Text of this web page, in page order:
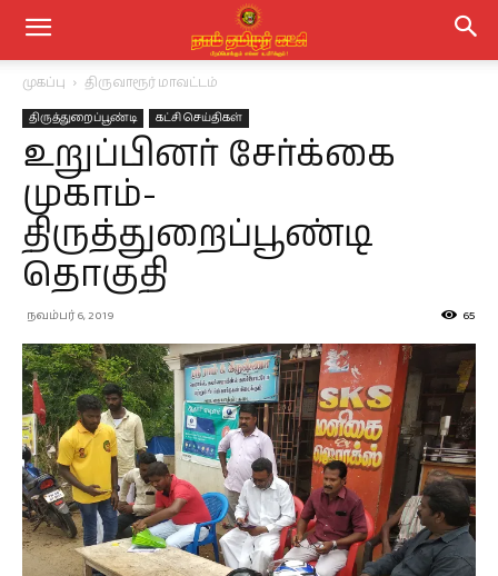
முகப்பு திருவாரூர் மாவட்டம்
திருத்துறைப்பூண்டி கட்சி செய்திகள்
உறுப்பினர் சேர்க்கை
முகாம்-
திருத்துறைப்பூண்டி
தொகுதி
நவம்பர் 6, 2019 65